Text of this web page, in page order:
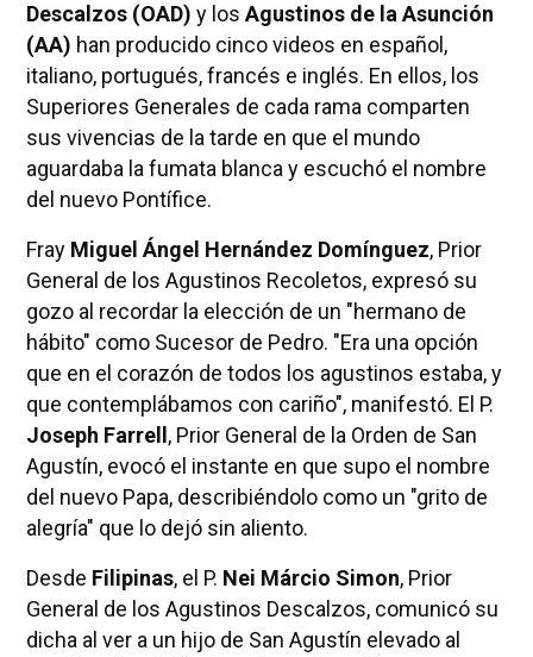
Descalzos (OAD) y los Agustinos de la Asunción
(AA) han producido cinco videos en español,
italiano, portugués, francés e inglés. En ellos, los
Superiores Generales de cada rama comparten
sus vivencias de la tarde en que el mundo
aguardaba la fumata blanca y escuchó el nombre
del nuevo Pontífice.
Fray Miguel Ángel Hernández Domínguez, Prior
General de los Agustinos Recoletos, expresó su
gozo al recordar la elección de un "hermano de
hábito" como Sucesor de Pedro. "Era una opción
que en el corazón de todos los agustinos estaba, y
que contemplábamos con cariño", manifestó. El P.
Joseph Farrell , Prior General de la Orden de San
Agustín, evocó el instante en que supo el nombre
del nuevo Papa, describiéndolo como un "grito de
alegría" que lo dejó sin aliento.
Desde Filipinas, el P. Nei Márcio Simon, Prior
General de los Agustinos Descalzos, comunicó su
dicha al ver a un hijo de San Agustín elevado al